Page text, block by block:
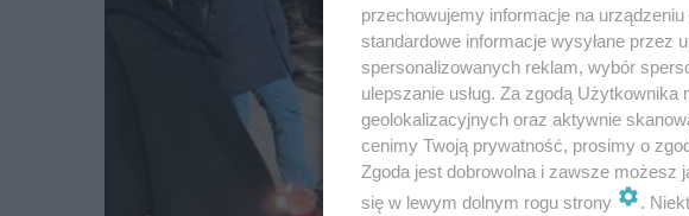
przechowujemy informacje na
standardowe informacje wysyłane przez
spersonalizowanych reklam, wybór
ulepszanie usług. Za zgodą
geolokalizacyjnych oraz aktywnie
cenimy Twoją prywatność, prosimy o
Zgoda jest dobrowolna i zawsze
się w lewym dolnym rogu strony
.